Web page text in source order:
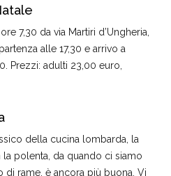
7,30 da via Martiri d’Ungheria,
alle 17,30 e arrivo a
Prezzi: adulti 23,00 euro,
della cucina lombarda, la
la polenta, da quando ci siamo
rame, è ancora più buona. Vi